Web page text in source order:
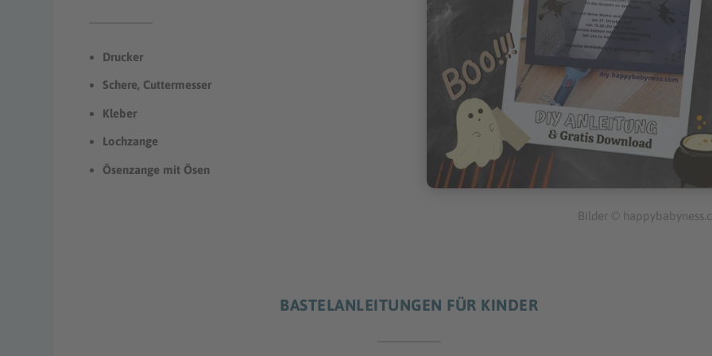
Drucker
Schere, Cuttermesser
Kleber
Lochzange
Ösenzange mit Ösen
Bilder ©
BASTELANLEITUNGEN FÜR KINDER